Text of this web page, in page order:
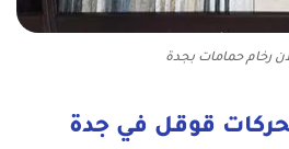
رخام حمامات بجدة
قوقل في جدة